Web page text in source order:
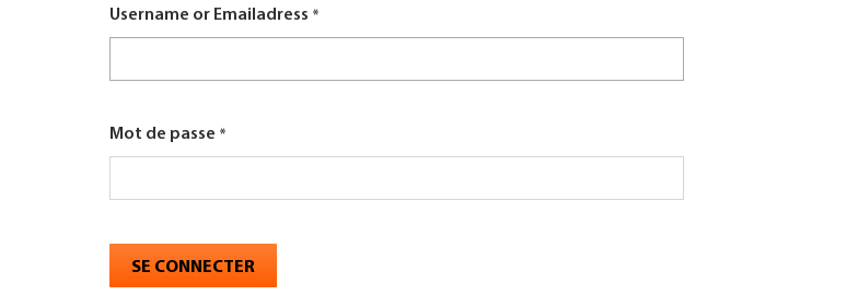
MAGAZINE SPÉCIALISÉ
Username or Emailadress
Mot de passe
SE CONNECTER